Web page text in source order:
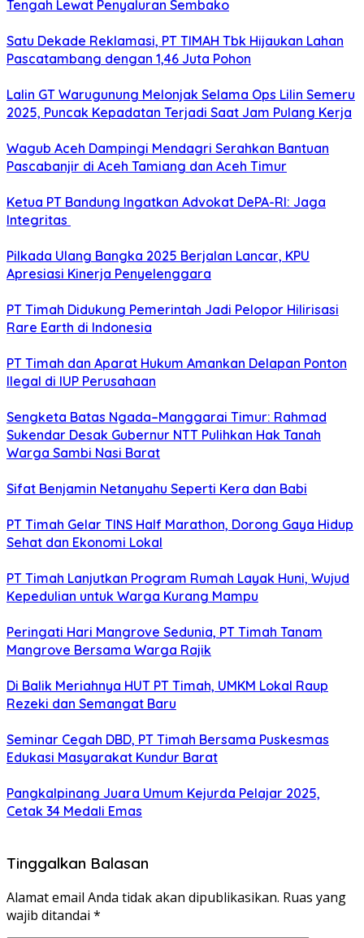
Tengah Lewat Penyaluran Sembako
Satu Dekade Reklamasi, PT TIMAH Tbk Hijaukan Lahan
Pascatambang dengan 1,46 Juta Pohon
Lalin GT Warugunung Melonjak Selama Ops Lilin Semeru
2025, Puncak Kepadatan Terjadi Saat Jam Pulang Kerja
Wagub Aceh Dampingi Mendagri Serahkan Bantuan
Pascabanjir di Aceh Tamiang dan Aceh Timur
Ketua PT Bandung Ingatkan Advokat DePA-RI: Jaga
Integritas
Pilkada Ulang Bangka 2025 Berjalan Lancar, KPU
Apresiasi Kinerja Penyelenggara
PT Timah Didukung Pemerintah Jadi Pelopor Hilirisasi
Rare Earth di Indonesia
PT Timah dan Aparat Hukum Amankan Delapan Ponton
Ilegal di IUP Perusahaan
Sengketa Batas Ngada–Manggarai Timur: Rahmad
Sukendar Desak Gubernur NTT Pulihkan Hak Tanah
Warga Sambi Nasi Barat
Sifat Benjamin Netanyahu Seperti Kera dan Babi
PT Timah Gelar TINS Half Marathon, Dorong Gaya Hidup
Sehat dan Ekonomi Lokal
PT Timah Lanjutkan Program Rumah Layak Huni, Wujud
Kepedulian untuk Warga Kurang Mampu
Peringati Hari Mangrove Sedunia, PT Timah Tanam
Mangrove Bersama Warga Rajik
Di Balik Meriahnya HUT PT Timah, UMKM Lokal Raup
Rezeki dan Semangat Baru
Seminar Cegah DBD, PT Timah Bersama Puskesmas
Edukasi Masyarakat Kundur Barat
Pangkalpinang Juara Umum Kejurda Pelajar 2025,
Cetak 34 Medali Emas
Tinggalkan Balasan
Alamat email Anda tidak akan dipublikasikan. Ruas yang
wajib ditandai *